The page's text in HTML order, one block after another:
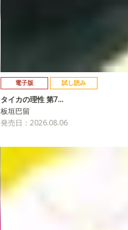
電子版 試し読み
タイカの理性 第7…
板垣巴留
発売日：2026.08.06